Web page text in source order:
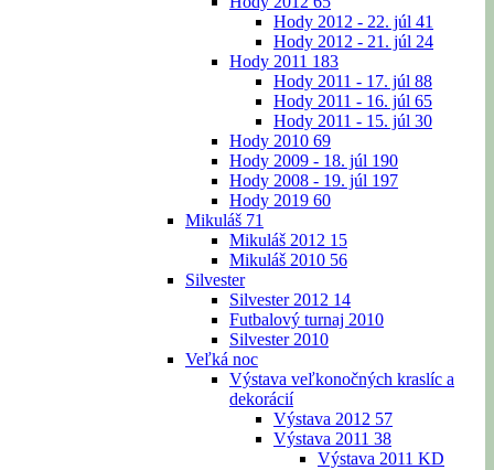
Hody 2012 - 22. júl 41
Hody 2012 - 21. júl 24
Hody 2011 183
Hody 2011 - 17. júl 88
Hody 2011 - 16. júl 65
Hody 2011 - 15. júl 30
Hody 2010 69
Hody 2009 - 18. júl 190
Hody 2008 - 19. júl 197
Hody 2019 60
Mikuláš 71
Mikuláš 2012 15
Mikuláš 2010 56
Silvester
Silvester 2012 14
Futbalový turnaj 2010
Silvester 2010
Veľká noc
Výstava veľkonočných kraslíc a
dekorácií
Výstava 2012 57
Výstava 2011 38
Výstava 2011 KD